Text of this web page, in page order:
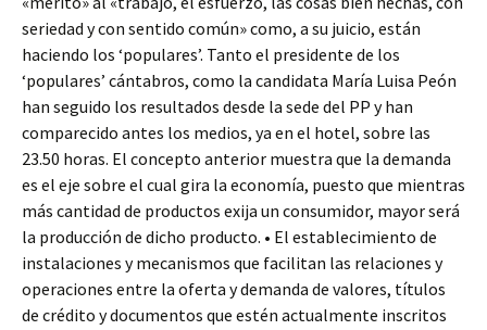
seriedad y con sentido común» como, a su juicio, están
haciendo los ‘populares’. Tanto el presidente de los
‘populares’ cántabros, como la candidata María Luisa Peón
han seguido los resultados desde la sede del PP y han
comparecido antes los medios, ya en el hotel, sobre las
23.50 horas. El concepto anterior muestra que la demanda
es el eje sobre el cual gira la economía, puesto que mientras
más cantidad de productos exija un consumidor, mayor será
la producción de dicho producto. • El establecimiento de
instalaciones y mecanismos que facilitan las relaciones y
operaciones entre la oferta y demanda de valores, títulos
de crédito y documentos que estén actualmente inscritos